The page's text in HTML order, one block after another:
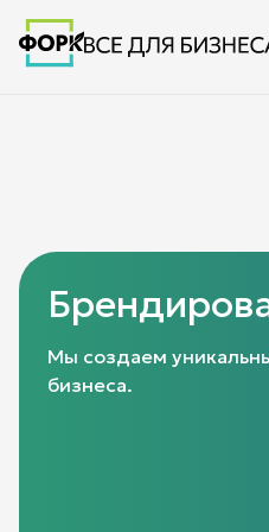
Жаркое
Распродажа